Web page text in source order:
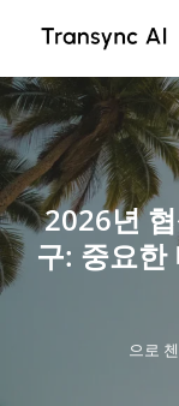
콘
텐
츠
로
건
너
뛰
기
2026년
구: 중요한
으로